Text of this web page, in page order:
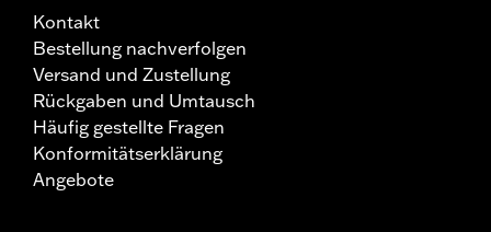
Kontakt
Bestellung nachverfolgen
Versand und Zustellung
Rückgaben und Umtausch
Häufig gestellte Fragen
Konformitätserklärung
Angebote